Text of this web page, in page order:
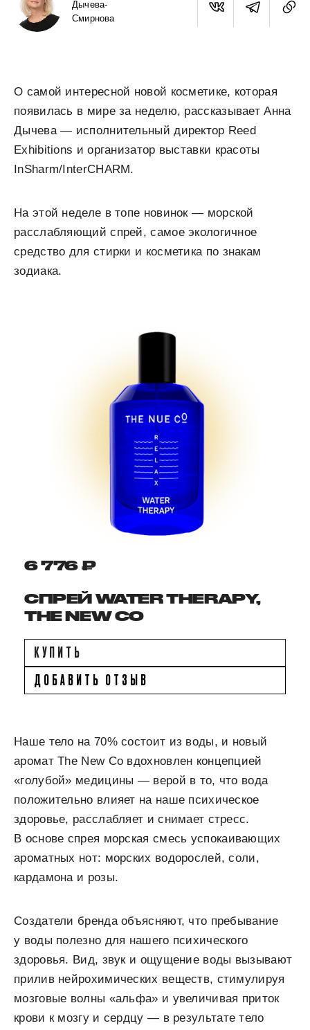
Дычева-
Смирнова
О самой интересной новой косметике, которая
появилась в мире за неделю, рассказывает Анна
Дычева — исполнительный директор Reed
Exhibitions и организатор выставки красоты
InSharm/InterCHARM.
На этой неделе в топе новинок — морской
расслабляющий спрей, самое экологичное
средство для стирки и косметика по знакам
зодиака.
6 776 ₽
СПРЕЙ WATER THERAPY,
THE NEW CO
КУПИТЬ
ДОБАВИТЬ ОТЗЫВ
Наше тело на 70% состоит из воды, и новый
аромат The New Co вдохновлен концепцией
«голубой» медицины — верой в то, что вода
положительно влияет на наше психическое
здоровье, расслабляет и снимает стресс.
В основе спрея морская смесь успокаивающих
ароматных нот: морских водорослей, соли,
кардамона и розы.
Создатели бренда объясняют, что пребывание
у воды полезно для нашего психического
здоровья. Вид, звук и ощущение воды вызывают
прилив нейрохимических веществ, стимулируя
мозговые волны «альфа» и увеличивая приток
крови к мозгу и сердцу — в результате тело